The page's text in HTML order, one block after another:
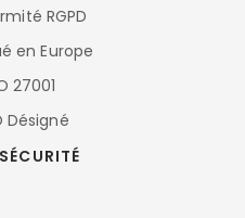
RGPD
en Europe
27001
Désigné